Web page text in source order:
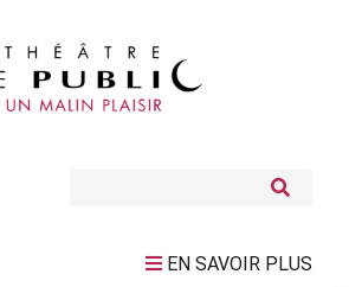
EN SAVOIR PLUS